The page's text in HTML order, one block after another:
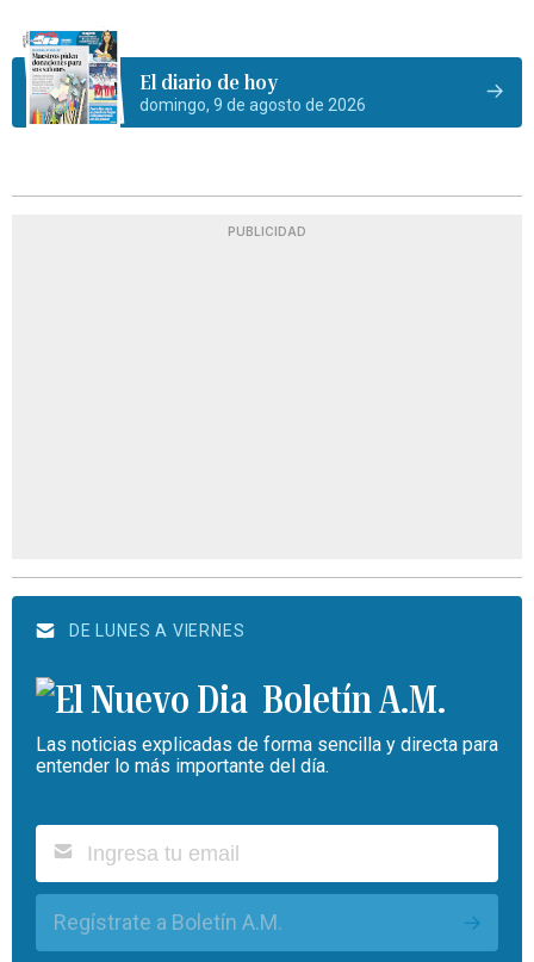
El diario de hoy
domingo, 9 de agosto de 2026
PUBLICIDAD
DE LUNES A VIERNES
Boletín A.M.
Las noticias explicadas de forma sencilla y directa para
entender lo más importante del día.
Regístrate a Boletín A.M.